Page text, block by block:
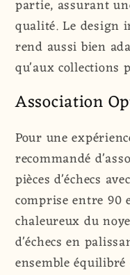
partie, assurant
qualité. Le design
rend aussi bien
qu'aux collections
Association
Pour une
recommandé
pièces d'échecs
comprise entre 90
chaleureux du
d'échecs en
ensemble